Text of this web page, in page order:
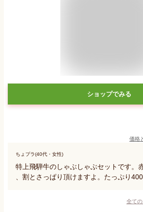
ショップでみる
価格
ちょプラ(40代・女性)
特上飛騨牛のしゃぶしゃぶセットです。
、割とさっぱり頂けますよ。たっぷり400
全て